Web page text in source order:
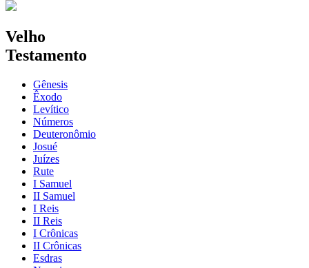
Velho
Testamento
Gênesis
Êxodo
Levítico
Números
Deuteronômio
Josué
Juízes
Rute
I Samuel
II Samuel
I Reis
II Reis
I Crônicas
II Crônicas
Esdras